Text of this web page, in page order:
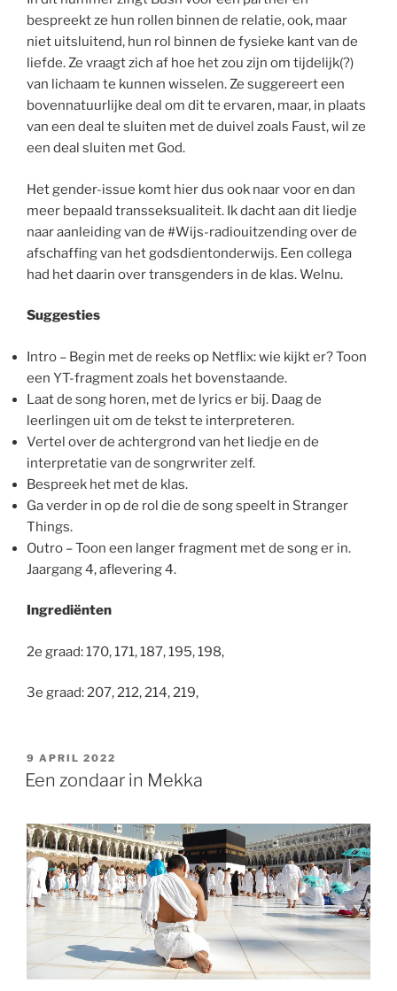
bespreekt ze hun rollen binnen de relatie, ook, maar
niet uitsluitend, hun rol binnen de fysieke kant van de
liefde. Ze vraagt zich af hoe het zou zijn om tijdelijk(?)
van lichaam te kunnen wisselen. Ze suggereert een
bovennatuurlijke deal om dit te ervaren, maar, in plaats
van een deal te sluiten met de duivel zoals Faust, wil ze
een deal sluiten met God.
Het gender-issue komt hier dus ook naar voor en dan
meer bepaald transseksualiteit. Ik dacht aan dit liedje
naar aanleiding van de #Wijs-radiouitzending over de
afschaffing van het godsdientonderwijs. Een collega
had het daarin over transgenders in de klas. Welnu.
Suggesties
Intro – Begin met de reeks op Netflix: wie kijkt er? Toon
een YT-fragment zoals het bovenstaande.
Laat de song horen, met de lyrics er bij. Daag de
leerlingen uit om de tekst te interpreteren.
Vertel over de achtergrond van het liedje en de
interpretatie van de songrwriter zelf.
Bespreek het met de klas.
Ga verder in op de rol die de song speelt in Stranger
Things.
Outro – Toon een langer fragment met de song er in.
Jaargang 4, aflevering 4.
Ingrediënten
2e graad: 170, 171, 187, 195, 198,
3e graad: 207, 212, 214, 219,
GEPLAATST
OP
9 APRIL 2022
Een zondaar in Mekka